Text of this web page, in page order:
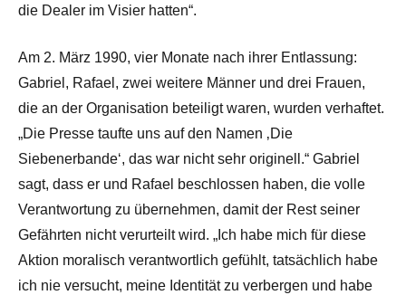
die Dealer im Visier hatten“.
Am 2. März 1990, vier Monate nach ihrer Entlassung:
Gabriel, Rafael, zwei weitere Männer und drei Frauen,
die an der Organisation beteiligt waren, wurden verhaftet.
„Die Presse taufte uns auf den Namen ‚Die
Siebenerbande‘, das war nicht sehr originell.“ Gabriel
sagt, dass er und Rafael beschlossen haben, die volle
Verantwortung zu übernehmen, damit der Rest seiner
Gefährten nicht verurteilt wird. „Ich habe mich für diese
Aktion moralisch verantwortlich gefühlt, tatsächlich habe
ich nie versucht, meine Identität zu verbergen und habe